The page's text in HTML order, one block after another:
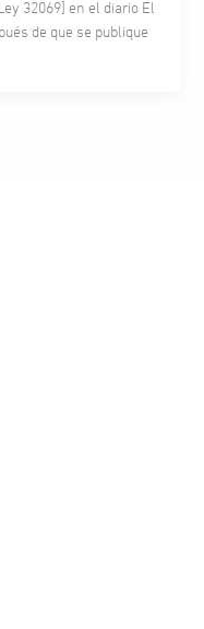
32069] en el diario El
de que se publique